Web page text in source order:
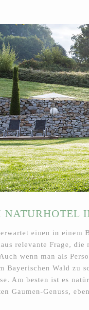
einen in einem
relevante Frage,
wenn man als
Bayerischen Wald zu
Am besten ist es
Gaumen-Genuss,